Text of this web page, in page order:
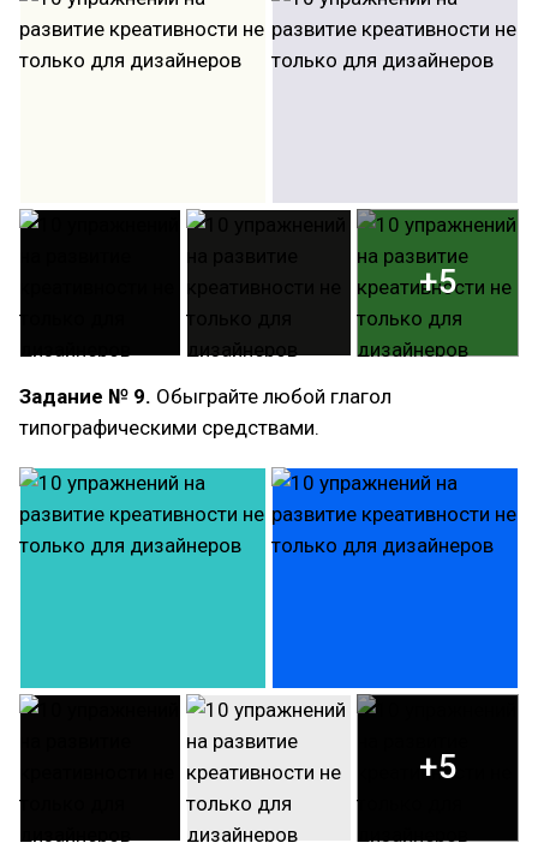
+5
Задание № 9. Обыграйте любой глагол
типографическими средствами.
+5